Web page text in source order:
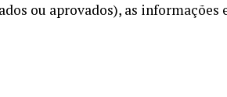
ou aprovados), as informações